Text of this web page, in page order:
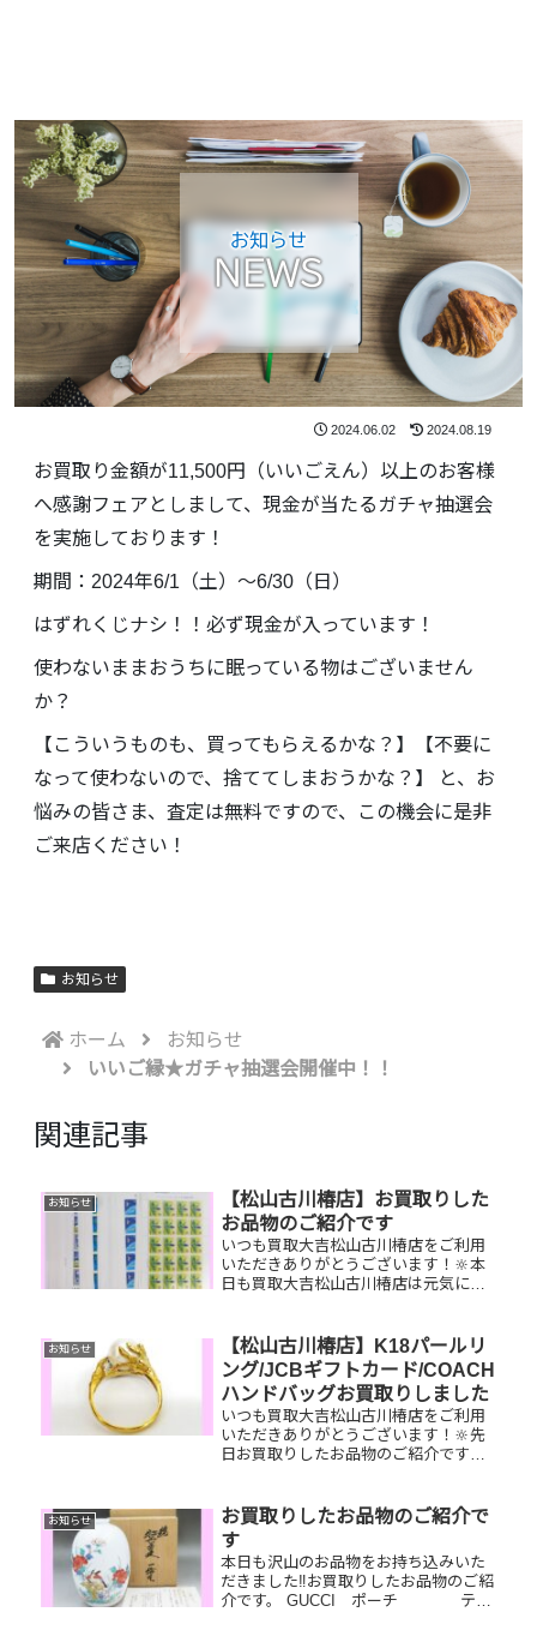
お知らせ
NEWS
2024.06.02 2024.08.19
お買取り金額が11,500円（いいごえん）以上のお客様
へ感謝フェアとしまして、現金が当たるガチャ抽選会
を実施しております！
期間：2024年6/1（土）～6/30（日）
はずれくじナシ！！必ず現金が入っています！
使わないままおうちに眠っている物はございません
か？
【こういうものも、買ってもらえるかな？】【不要に
なって使わないので、捨ててしまおうかな？】 と、お
悩みの皆さま、査定は無料ですので、この機会に是非
ご来店ください！
お知らせ
ホーム
お知らせ
いいご縁★ガチャ抽選会開催中！！
関連記事
お知らせ
【松山古川椿店】お買取りした
お品物のご紹介です
いつも買取大吉松山古川椿店をご利用
いただきありがとうございます！🔆本
日も買取大吉松山古川椿店は元気に営
時計、ゴールドピアスお家で眠ってい
るお品物はございませんか？そのお品
物...
お知らせ
【松山古川椿店】K18パールリ
ング/JCBギフトカード/COACH
ハンドバッグお買取りしました
いつも買取大吉松山古川椿店をご利用
いただきありがとうございます！🔆先
日お買取りしたお品物のご紹介です。
いるお品物はございませんか？ぜひ買
取大吉松山古川椿店にお査定さ...
お知らせ
お買取りしたお品物のご紹介で
す
本日も沢山のお品物をお持ち込みいた
だきました‼️お買取りしたお品物のご紹
介です。 GUCCI ポーチ テレ